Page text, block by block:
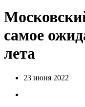
самое
лета
23 июня 2022